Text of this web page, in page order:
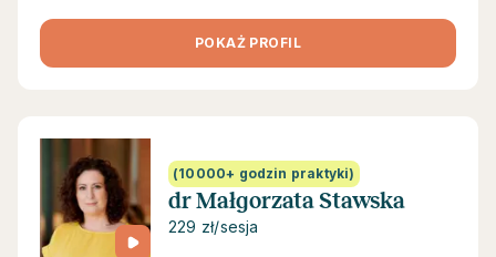
POKAŻ PROFIL
(10000+ godzin praktyki)
dr Małgorzata Stawska
229 zł/sesja